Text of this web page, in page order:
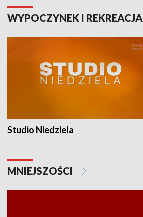
WYPOCZYNEK I REKREACJA
Studio Niedziela
MNIEJSZOŚCI